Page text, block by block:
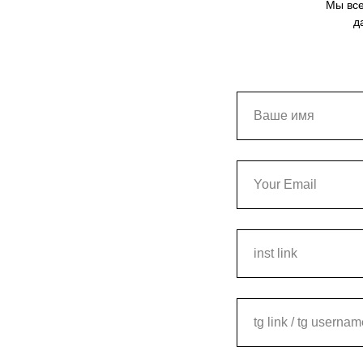
Мы